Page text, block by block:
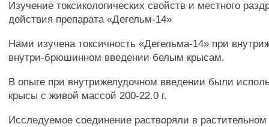
Изучение токсикологических свойств и местного
действия препарата «Дегельм-14»
Нами изучена токсичность «Дегельма-14» при
внутри-брюшинном введении белым крысам.
В опыге при внутрижелудочном введении были
крысы с живой массой 200-22.0 г.
Исследуемое соединение растворяли в